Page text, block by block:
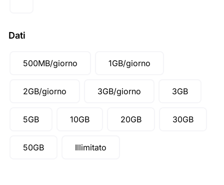
Dati
500MB/giorno 1GB/giorno
2GB/giorno 3GB/giorno 3GB
5GB 10GB 20GB 30GB
50GB Illimitato